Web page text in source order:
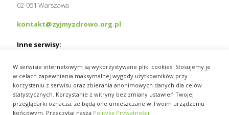
02-051 Warszawa
kontakt@zyjmyzdrowo.org.pl
Inne serwisy:
MedExpress.pl
Wydawnictwo Slużba Zdrowia
pracamedyka.pl
W serwisie internetowym są wykorzystywane pliki cookies. Stosujemy je
w celach zapewnienia maksymalnej wygody użytkowników przy
korzystaniu z serwisu oraz zbierania anonimowych danych dla celów
statystycznych. Korzystanie z witryny bez zmiany ustawień Twojej
przeglądarki oznacza, że będą one umieszczane w Twoim urządzeniu
końcowym. Przeczytaj naszą Politykę Prywatności.